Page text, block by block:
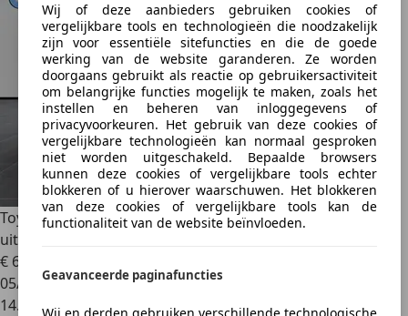
Wij of deze aanbieders gebruiken cookies of
vergelijkbare tools en technologieën die noodzakelijk
zijn voor essentiële sitefuncties en die de goede
werking van de website garanderen. Ze worden
doorgaans gebruikt als reactie op gebruikersactiviteit
om belangrijke functies mogelijk te maken, zoals het
instellen en beheren van inloggegevens of
privacyvoorkeuren. Het gebruik van deze cookies of
vergelijkbare technologieën kan normaal gesproken
niet worden uitgeschakeld. Bepaalde browsers
kunnen deze cookies of vergelijkbare tools echter
blokkeren of u hierover waarschuwen. Het blokkeren
van deze cookies of vergelijkbare tools kan de
functionaliteit van de website beïnvloeden.
Geavanceerde paginafuncties
Wij en derden gebruiken verschillende technologische
Toyota SupraToyota GR Supra 3.0 Executive (+ Originele
uitlaat) *NIEUWSTAAT - JBL SPEAKERS - APPLE CARPLAY*
€ 69.999
05/2022
14.481 km